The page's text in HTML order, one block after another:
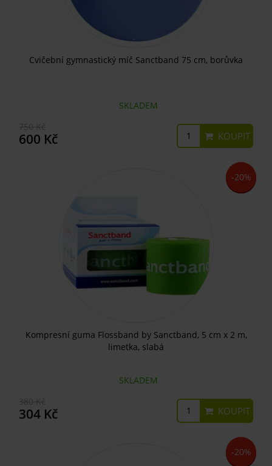
Cvičební gymnastický míč Sanctband 75 cm, borůvka
SKLADEM
600 Kč KOUPIT
-20%
Kompresní guma Flossband by Sanctband, 5 cm x 2 m,
limetka, slabá
SKLADEM
304 Kč KOUPIT
-20%